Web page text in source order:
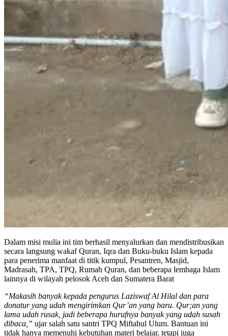
Dalam misi mulia ini tim berhasil menyalurkan dan mendistribusikan
secara langsung wakaf Quran, Iqra dan Buku-buku Islam kepada
para penerima manfaat di titik kumpul, Pesantren, Masjid,
Madrasah, TPA, TPQ, Rumah Quran, dan beberapa lembaga Islam
lainnya di wilayah pelosok Aceh dan Sumatera Barat
“Makasih banyak kepada pengurus Laziswaf Al Hilal dan para
donatur yang udah mengirimkan Qur’an yang baru. Qur;an yang
lama udah rusak, jadi beberapa hurufnya banyak yang udah susah
dibaca,” ujar salah satu santri TPQ Miftahul Ulum. Bantuan ini
tidak hanya memenuhi kebutuhan materi belajar, tetapi juga